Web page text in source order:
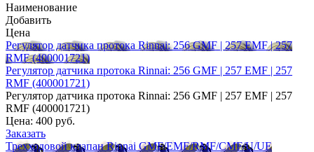
Наименование
Добавить
Цена
Регулятор датчика протока Rinnai: 256 GMF | 257 EMF | 257
RMF (400001721)
Регулятор датчика протока Rinnai: 256 GMF | 257 EMF | 257
RMF (400001721)
Регулятор датчика протока Rinnai: 256 GMF | 257 EMF | 257
RMF (400001721)
Цена: 400 руб.
Заказать
Трехходовой клапан Rinnai GMF/EMF/RMF/CMF/U/UE